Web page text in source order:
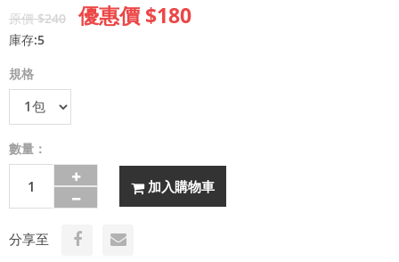
原價 $240 優惠價 $180
庫存:5
規格
數量：
加入購物車
分享至